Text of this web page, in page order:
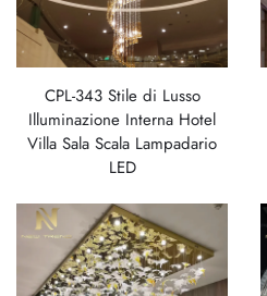
CPL-343 Stile di Lusso
Illuminazione Interna Hotel
Villa Sala Scala Lampadario
LED